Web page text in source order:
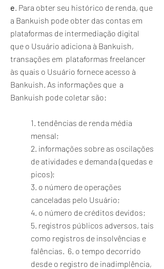
e. Para obter seu histórico de renda, que
a Bankuish pode obter das contas em
plataformas de intermediação digital
que o Usuário adiciona à Bankuish,
transações em plataformas freelancer
às quais o Usuário fornece acesso à
Bankuish. As informações que a
Bankuish pode coletar são:
1. tendências de renda média
mensal;
2. informações sobre as oscilações
de atividades e demanda (quedas e
picos);
3. o número de operações
canceladas pelo Usuário;
4. o número de créditos devidos;
5. registros públicos adversos, tais
como registros de insolvências e
falências. 6. o tempo decorrido
desde o registro de inadimplência,